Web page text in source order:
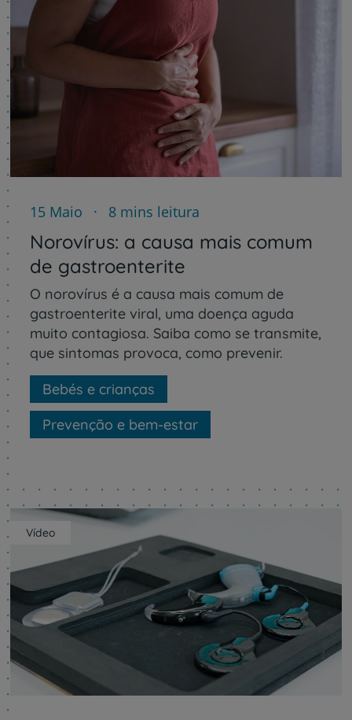
15 Maio 8 mins leitura
Norovírus: a causa mais comum
de gastroenterite
O norovírus é a causa mais comum de
gastroenterite viral, uma doença aguda
muito contagiosa. Saiba como se transmite,
que sintomas provoca, como prevenir.
Bebés e crianças
Prevenção e bem-estar
Vídeo